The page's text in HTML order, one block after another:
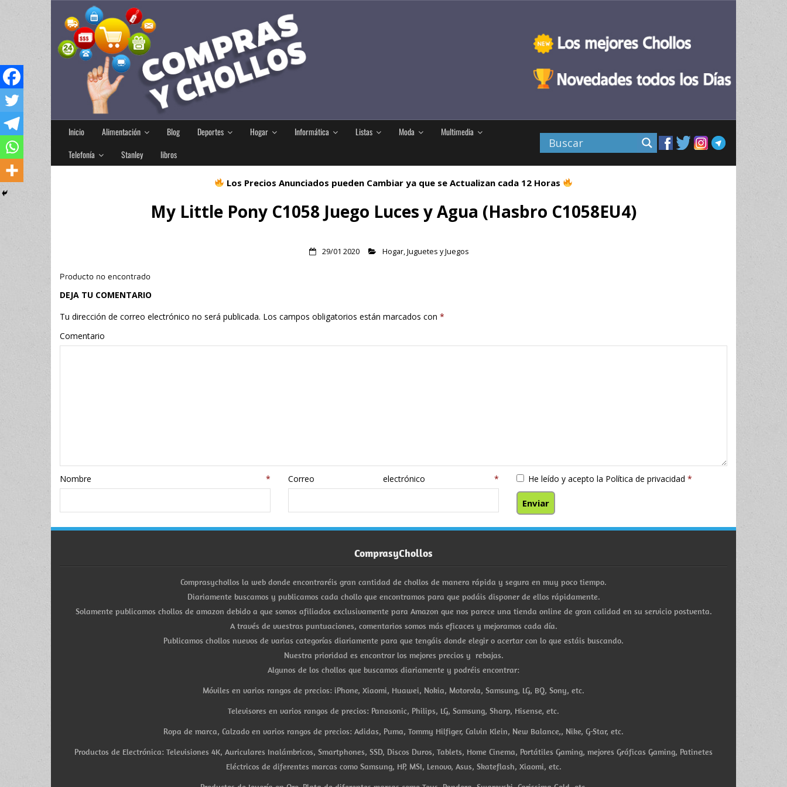
Inicio Alimentación Blog Deportes Hogar Informática Listas Moda
Multimedia
Telefonía
Stanley libros
Los Precios Anunciados pueden Cambiar ya que se Actualizan cada 12 Horas
My Little Pony C1058 Juego Luces y Agua (Hasbro C1058EU4)
29/01 2020 Hogar,Juguetes y Juegos
Producto no encontrado
DEJA TU COMENTARIO
Tu dirección de correo electrónico no será publicada. Los campos obligatorios están marcados con *
Comentario
Nombre* Correo electrónico* He leído y acepto la Política de privacidad *
ComprasyChollos
Comprasychollos la web donde encontraréis gran cantidad de chollos de manera rápida y segura en muy poco tiempo.
Diariamente buscamos y publicamos cada chollo que encontramos para que podáis disponer de ellos rápidamente.
Solamente publicamos chollos de amazon debido a que somos afiliados exclusivamente para Amazon que nos parece una tienda online de gran calidad en su servicio postventa.
A través de vuestras puntuaciones, comentarios somos más eficaces y mejoramos cada día.
Publicamos chollos nuevos de varias categorías diariamente para que tengáis donde elegir o acertar con lo que estáis buscando.
Nuestra prioridad es encontrar los mejores precios y rebajas.
Algunos de los chollos que buscamos diariamente y podréis encontrar:
Móviles en varios rangos de precios: iPhone, Xiaomi, Huawei, Nokia, Motorola, Samsung, LG, BQ, Sony, etc.
Televisores en varios rangos de precios: Panasonic, Philips, LG, Samsung, Sharp, Hisense, etc.
Ropa de marca, Calzado en varios rangos de precios: Adidas, Puma, Tommy Hilfiger, Calvin Klein, New Balance,, Nike, G-Star, etc.
Productos de Electrónica: Televisiones 4K, Auriculares Inalámbricos, Smartphones, SSD, Discos Duros, Tablets, Home Cinema, Portátiles Gaming, mejores Gráficas Gaming, Patinetes
Eléctricos de diferentes marcas como Samsung, HP, MSI, Lenovo, Asus, Skateflash, Xiaomi, etc.